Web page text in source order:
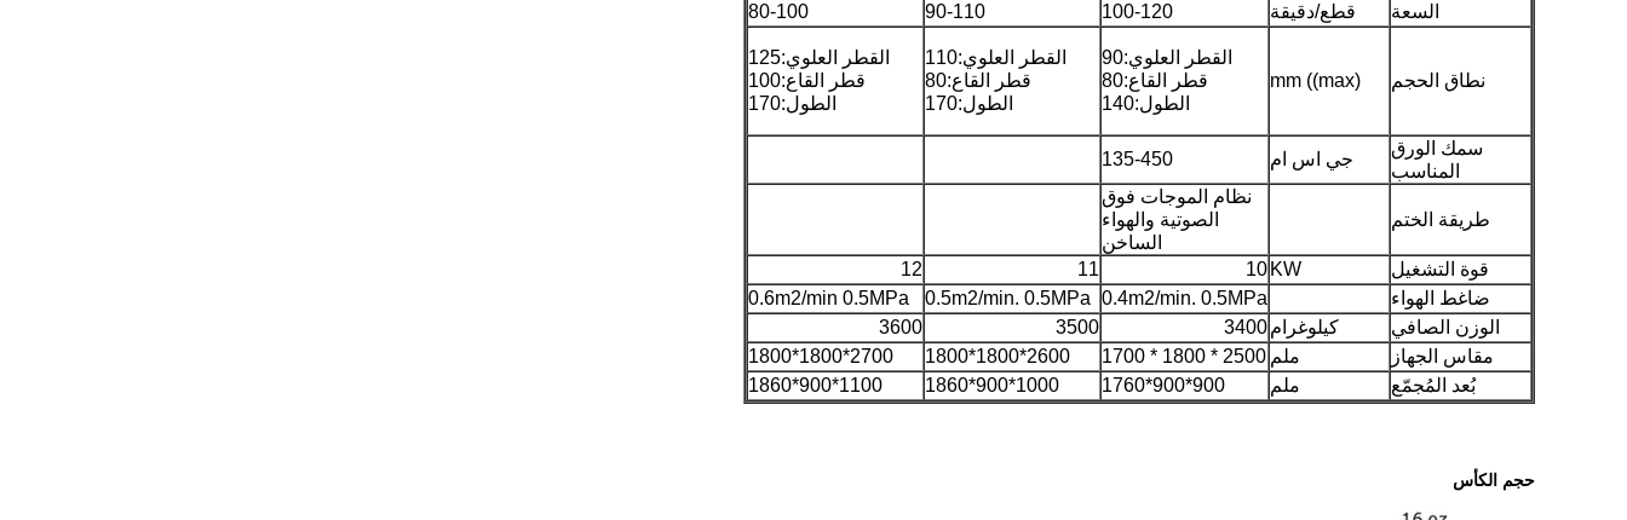
السعة
قطع/دقيقة 100-120
90-110
80-100
نطاق الحجم mm ((max)
القطر العلوي:90
قطر القاع:80
الطول:140
القطر العلوي:110
قطر القاع:80
الطول:170
القطر العلوي:125
قطر القاع:100
الطول:170
سمك الورق
المناسب
جي اس ام 135-450
طريقة الختم
نظام الموجات فوق
الصوتية والهواء
الساخن
قوة التشغيل
KW
10
11
12
ضاغط الهواء
0.4m2/min. 0.5MPa
0.5m2/min. 0.5MPa
0.6m2/min 0.5MPa
الوزن الصافي
كيلوغرام3400
3500
3600
مقاس الجهاز
ملم 2500 * 1800 * 1700
2600*1800*1800
2700*1800*1800
بُعد المُجمّع
ملم 900*900*1760
1000*900*1860
1100*900*1860
حجم الكأس